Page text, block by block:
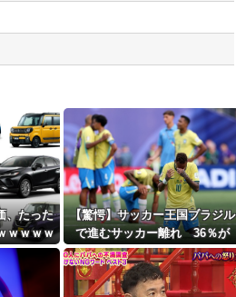
Powered by livedoor 相互RSS
ビが誹謗中傷の...
の反応
、たった
ｗｗｗｗ
【驚愕】サッカー王国ブラジル
で進むサッカー離れ 36％が
「関心なし」